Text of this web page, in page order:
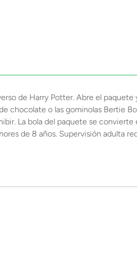
de Harry Potter. Abre el paquete
chocolate o las gominolas Bertie
La bola del paquete se
de 8 años. Supervisión adulta